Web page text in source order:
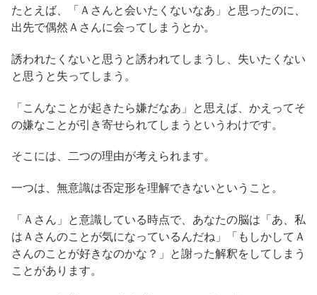
たとえば、「Ａさんと会いたくないなあ」と思ったのに、
出先で偶然Ａさんに会ってしまうとか。
誘われたくないと思うと誘われてしまうし、失いたくない
と思うと失ってしまう。
「こんなことが起きたら嫌だなあ」と思えば、かえってそ
の嫌なことが引き寄せられてしまうというわけです。
そこには、二つの理由が考えられます。
一つは、無意識は否定形を理解できないということ。
「Ａさん」と意識している時点で、あなたの脳は「あ、私
はＡさんのことが気になっているんだね」「もしかしてＡ
さんのことが好きなのかな？」と謝った解釈をしてしまう
ことがあります。